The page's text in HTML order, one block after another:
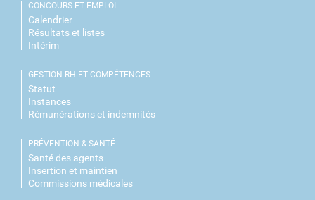
CONCOURS ET EMPLOI
Calendrier
Résultats et listes
Intérim
GESTION RH ET COMPÉTENCES
Statut
Instances
Rémunérations et indemnités
PRÉVENTION & SANTÉ
Santé des agents
Insertion et maintien
Commissions médicales